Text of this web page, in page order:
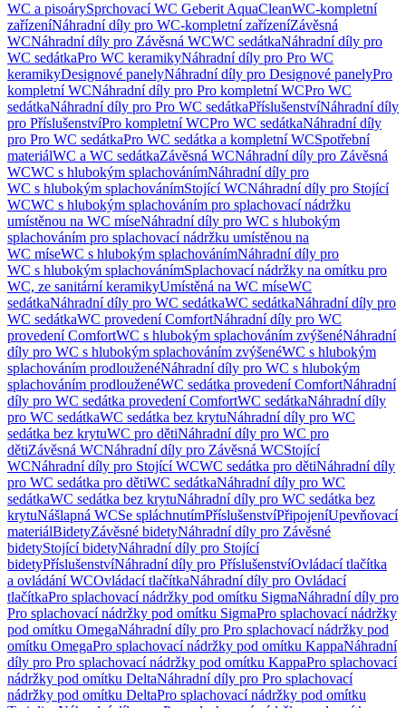
WC a pisoárySprchovací WC Geberit AquaCleanWC-kompletní
zařízeníNáhradní díly pro WC-kompletní zařízeníZávěsná
WCNáhradní díly pro Závěsná WCWC sedátkaNáhradní díly pro
WC sedátkaPro WC keramikyNáhradní díly pro Pro WC
keramikyDesignové panelyNáhradní díly pro Designové panelyPro
kompletní WCNáhradní díly pro Pro kompletní WCPro WC
sedátkaNáhradní díly pro Pro WC sedátkaPříslušenstvíNáhradní díly
pro PříslušenstvíPro kompletní WCPro WC sedátkaNáhradní díly
pro Pro WC sedátkaPro WC sedátka a kompletní WCSpotřební
materiálWC a WC sedátkaZávěsná WCNáhradní díly pro Závěsná
WCWC s hlubokým splachovánímNáhradní díly pro
WC s hlubokým splachovánímStojící WCNáhradní díly pro Stojící
WCWC s hlubokým splachováním pro splachovací nádržku
umístěnou na WC míseNáhradní díly pro WC s hlubokým
splachováním pro splachovací nádržku umístěnou na
WC míseWC s hlubokým splachovánímNáhradní díly pro
WC s hlubokým splachovánímSplachovací nádržky na omítku pro
WC, ze sanitární keramikyUmístěná na WC míseWC
sedátkaNáhradní díly pro WC sedátkaWC sedátkaNáhradní díly pro
WC sedátkaWC provedení ComfortNáhradní díly pro WC
provedení ComfortWC s hlubokým splachováním zvýšenéNáhradní
díly pro WC s hlubokým splachováním zvýšenéWC s hlubokým
splachováním prodlouženéNáhradní díly pro WC s hlubokým
splachováním prodlouženéWC sedátka provedení ComfortNáhradní
díly pro WC sedátka provedení ComfortWC sedátkaNáhradní díly
pro WC sedátkaWC sedátka bez krytuNáhradní díly pro WC
sedátka bez krytuWC pro dětiNáhradní díly pro WC pro
dětiZávěsná WCNáhradní díly pro Závěsná WCStojící
WCNáhradní díly pro Stojící WCWC sedátka pro dětiNáhradní díly
pro WC sedátka pro dětiWC sedátkaNáhradní díly pro WC
sedátkaWC sedátka bez krytuNáhradní díly pro WC sedátka bez
krytuNášlapná WCSe spláchnutímPříslušenstvíPřipojeníUpevňovací
materiálBidetyZávěsné bidetyNáhradní díly pro Závěsné
bidetyStojící bidetyNáhradní díly pro Stojící
bidetyPříslušenstvíNáhradní díly pro PříslušenstvíOvládací tlačítka
a ovládání WCOvládací tlačítkaNáhradní díly pro Ovládací
tlačítkaPro splachovací nádržky pod omítku SigmaNáhradní díly pro
Pro splachovací nádržky pod omítku SigmaPro splachovací nádržky
pod omítku OmegaNáhradní díly pro Pro splachovací nádržky pod
omítku OmegaPro splachovací nádržky pod omítku KappaNáhradní
díly pro Pro splachovací nádržky pod omítku KappaPro splachovací
nádržky pod omítku DeltaNáhradní díly pro Pro splachovací
nádržky pod omítku DeltaPro splachovací nádržky pod omítku